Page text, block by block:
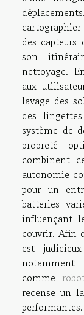
cartographier
des capteurs
son
nettoyage.
aux
lavage des
des
système de
propreté
combinent
autonomie
pour un
batteries
influençant
couvrir. Afin
est
notamment
comme
recense un
performantes.